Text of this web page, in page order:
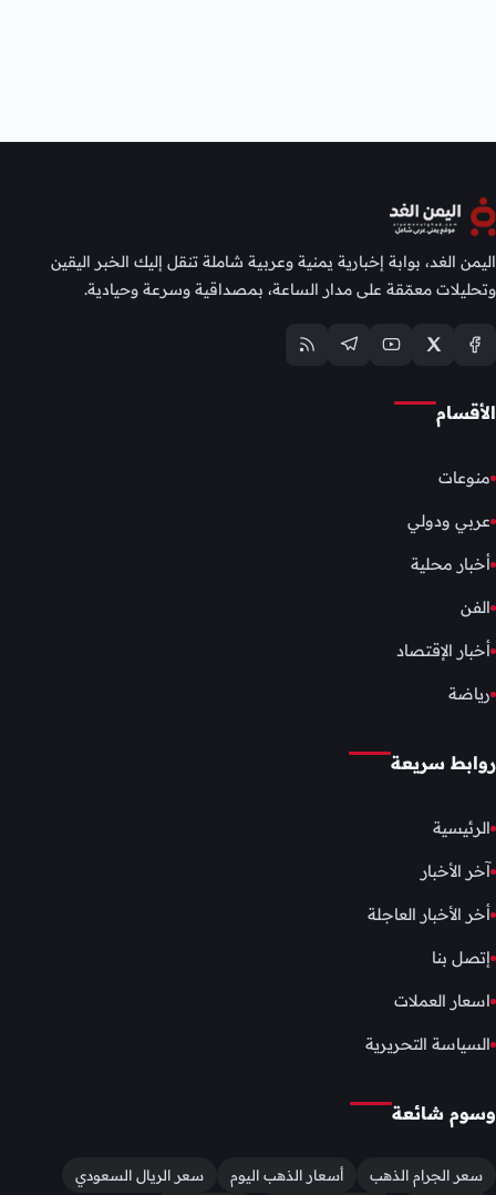
اليمن الغد، بوابة إخبارية يمنية وعربية شاملة تنقل إليك الخبر اليقين
وتحليلات معمّقة على مدار الساعة، بمصداقية وسرعة وحيادية.
الأقسام
منوعات
عربي ودولي
أخبار محلية
الفن
أخبار الإقتصاد
رياضة
روابط سريعة
الرئيسية
آخر الأخبار
أخر الأخبار العاجلة
إتصل بنا
اسعار العملات
السياسة التحريرية
وسوم شائعة
سعر الجرام الذهب أسعار الذهب اليوم سعر الريال السعودي